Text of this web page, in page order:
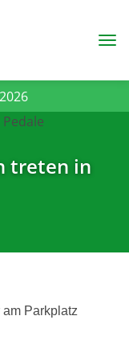
treten in
am Parkplatz